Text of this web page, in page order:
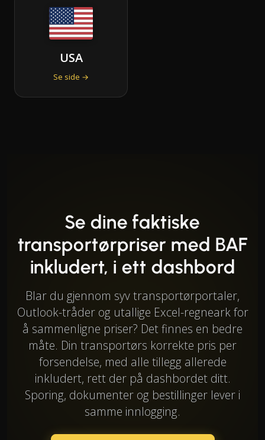
USA
Se side →
Se dine faktiske
transportørpriser med BAF
inkludert, i ett dashbord
Blar du gjennom syv transportørportaler,
Outlook-tråder og utallige Excel-regneark for
å sammenligne priser? Det finnes en bedre
måte. Din transportørs korrekte pris per
forsendelse, med alle tillegg allerede
inkludert, rett der på dashbordet ditt.
Sporing, dokumenter og bestillinger lever i
samme innlogging.